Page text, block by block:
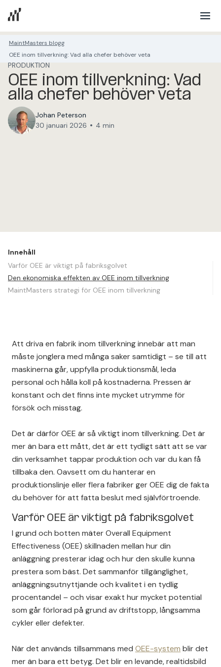
MaintMasters blogg
OEE inom tillverkning: Vad alla chefer behöver veta
PRODUKTION
OEE inom tillverkning: Vad
alla chefer behöver veta
Johan Peterson
30 januari 2026 • 4 min
Innehåll
Varför OEE är viktigt på fabriksgolvet
Den ekonomiska effekten av OEE inom tillverkning
MaintMasters strategi för OEE inom tillverkning
Att driva en fabrik inom tillverkning innebär att man
måste jonglera med många saker samtidigt – se till att
maskinerna går, uppfylla produktionsmål, leda
personal och hålla koll på kostnaderna. Pressen är
konstant och det finns inte mycket utrymme för
försök och misstag.
Det är därför OEE är så viktigt inom tillverkning. Det är
mer än bara ett mått, det är ett tydligt sätt att se var
din verksamhet tappar produktion och var du kan få
tillbaka den. Oavsett om du hanterar en
produktionslinje eller flera fabriker ger OEE dig de fakta
du behöver för att fatta beslut med självförtroende.
Varför OEE är viktigt på fabriksgolvet
I grund och botten mäter Overall Equipment
Effectiveness (OEE) skillnaden mellan hur din
anläggning presterar idag och hur den skulle kunna
prestera som bäst. Det sammanför tillgänglighet,
anläggningsutnyttjande och kvalitet i en tydlig
procentandel – och visar exakt hur mycket potential
som går förlorad på grund av driftstopp, långsamma
cykler eller defekter.
När det används tillsammans med OEE-system blir det
mer än bara ett betyg. Det blir en levande, realtidsbild